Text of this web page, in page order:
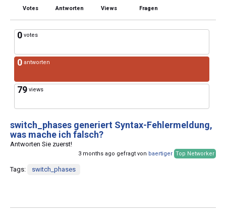
Votes Antworten Views Fragen
0 votes
0 antworten
79 views
switch_phases generiert Syntax-Fehlermeldung,
was mache ich falsch?
Antworten Sie zuerst!
3 months ago gefragt von baertiger Top Networker
Tags: switch_phases